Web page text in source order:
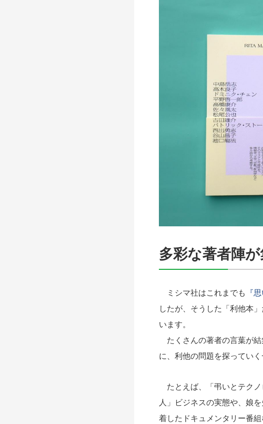
多彩な著者陣が
ミシマ社はこれまでも 『
したが、そうした「利他本
います。
たくさんの著者の言葉が
に、利他の問題を探っていく
たとえば、「弔いとテク
人」ビジネスの実態や、娘
着したドキュメンタリー番組